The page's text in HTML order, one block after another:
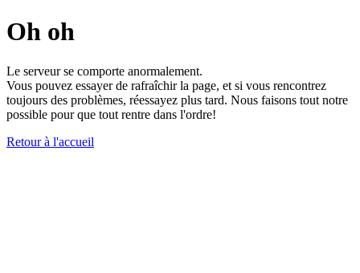
Oh oh
Le serveur se comporte anormalement.
Vous pouvez essayer de rafraîchir la page, et si vous rencontrez
toujours des problèmes, réessayez plus tard. Nous faisons tout notre
possible pour que tout rentre dans l'ordre!
Retour à l'accueil